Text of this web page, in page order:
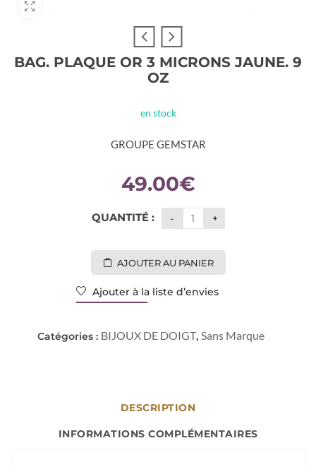
BAG. PLAQUE OR 3 MICRONS JAUNE. 9
OZ
en stock
GROUPE GEMSTAR
49.00€
QUANTITÉ :
AJOUTER AU PANIER
Ajouter à la liste d’envies
Catégories : BIJOUX DE DOIGT, Sans Marque
DESCRIPTION
INFORMATIONS COMPLÉMENTAIRES